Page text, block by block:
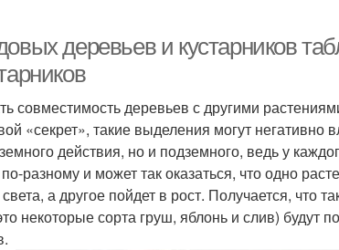
деревьев и кустарников
совместимость деревьев с другими
«секрет», такие выделения могут негативно
действия, но и подземного, ведь у
разному и может так оказаться, что одно
а другое пойдет в рост. Получается,
некоторые сорта груш, яблонь и слив) будут